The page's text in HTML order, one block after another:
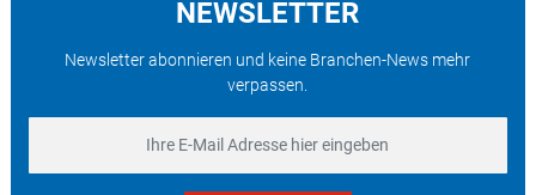
NEWSLETTER
Newsletter abonnieren und keine Branchen-News mehr
verpassen.